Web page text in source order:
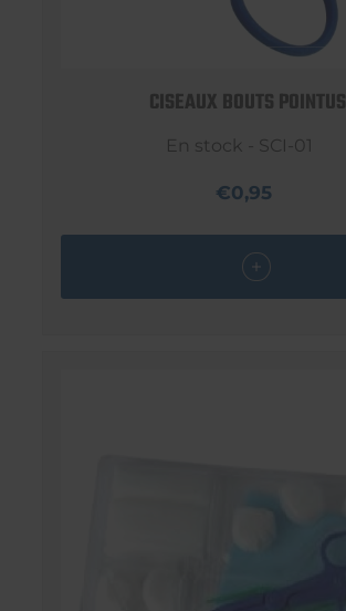
CISEAUX BOUTS POINTUS
En stock - SCI-01
€0,95